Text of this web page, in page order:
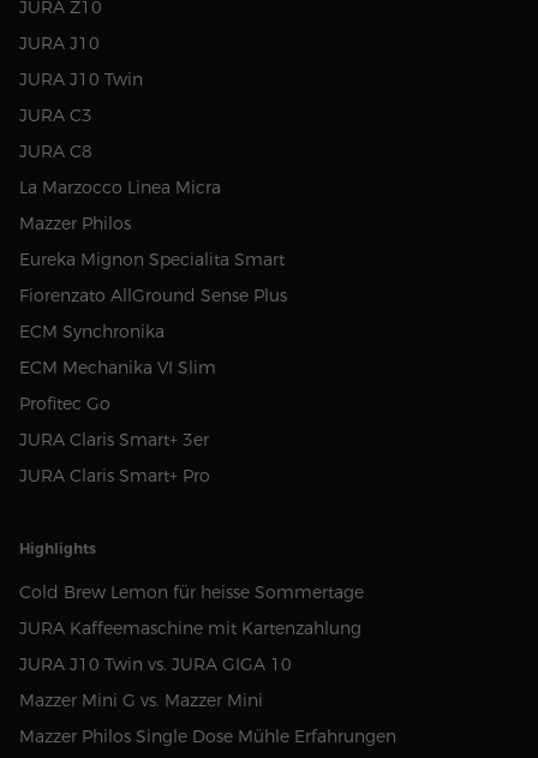
JURA Z10
JURA J10
JURA J10 Twin
JURA C3
JURA C8
La Marzocco Linea Micra
Mazzer Philos
Eureka Mignon Specialita Smart
Fiorenzato AllGround Sense Plus
ECM Synchronika
ECM Mechanika VI Slim
Profitec Go
JURA Claris Smart+ 3er
JURA Claris Smart+ Pro
Highlights
Cold Brew Lemon für heisse Sommertage
JURA Kaffeemaschine mit Kartenzahlung
JURA J10 Twin vs. JURA GIGA 10
Mazzer Mini G vs. Mazzer Mini
Mazzer Philos Single Dose Mühle Erfahrungen